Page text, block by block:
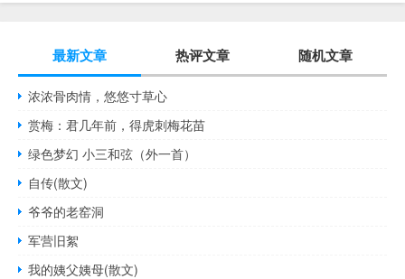
最新文章 热评文章 随机文章
浓浓骨肉情，悠悠寸草心
赏梅：君几年前，得虎刺梅花苗
绿色梦幻 小三和弦（外一首）
自传(散文)
爷爷的老窑洞
军营旧絮
我的姨父姨母(散文)